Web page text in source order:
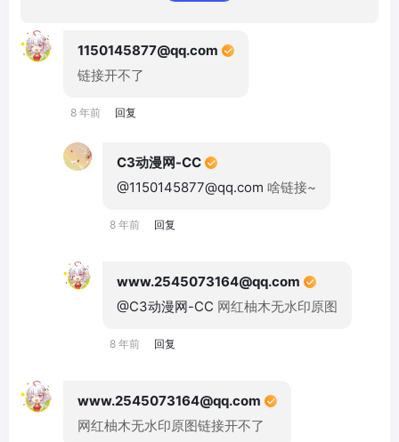
1150145877@qq.com
链接开不了
8 年前 回复
C3动漫网-CC
@1150145877@qq.com 啥链接~
8 年前 回复
www.2545073164@qq.com
@C3动漫网-CC 网红柚木无水印原图
8 年前 回复
www.2545073164@qq.com
网红柚木无水印原图链接开不了